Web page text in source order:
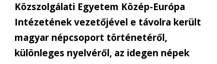
Közszolgálati Egyetem Közép-Európa
Intézetének vezetőjével e távolra került
magyar népcsoport történetéről,
különleges nyelvéről, az idegen népek